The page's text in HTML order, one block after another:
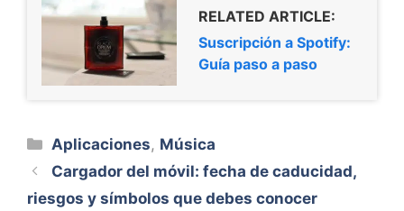
RELATED ARTICLE:
Suscripción a Spotify:
Guía paso a paso
Categorías
Aplicaciones, Música
Cargador del móvil: fecha de caducidad,
riesgos y símbolos que debes conocer